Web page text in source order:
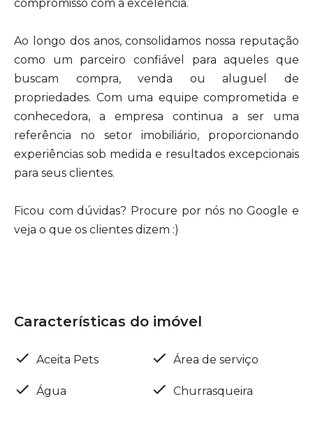
compromisso com a excelência.
Ao longo dos anos, consolidamos nossa reputação
como um parceiro confiável para aqueles que
buscam compra, venda ou aluguel de
propriedades. Com uma equipe comprometida e
conhecedora, a empresa continua a ser uma
referência no setor imobiliário, proporcionando
experiências sob medida e resultados excepcionais
para seus clientes.
Ficou com dúvidas? Procure por nós no Google e
veja o que os clientes dizem :)
Características do imóvel
Aceita Pets Área de serviço
Água Churrasqueira